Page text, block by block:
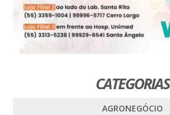
CATEGORIAS
AGRONEGÓCIO